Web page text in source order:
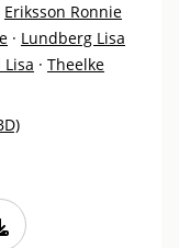
Eriksson Ronnie
· Lundberg Lisa
· Theelke